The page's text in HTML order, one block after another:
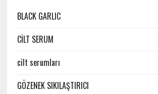
BLACK GARLIC
CİLT SERUM
cilt serumları
GÖZENEK SIKILAŞTIRICI